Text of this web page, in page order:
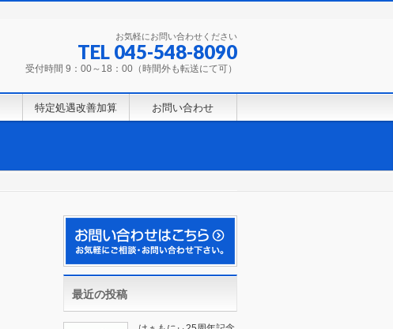
お気軽にお問い合わせください
TEL 045-548-8090
受付時間 9：00～18：00（時間外も転送にて可）
特定処遇改善加算 お問い合わせ
最近の投稿